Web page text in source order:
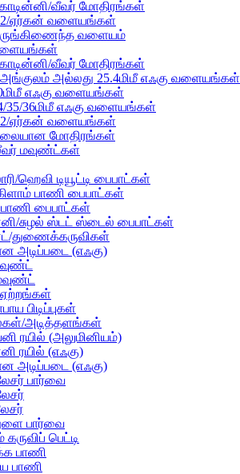
வீவர் மோதிரங்கள்
ஏர்கன் வளையங்கள்
வளையம்
வீவர் மோதிரங்கள்
அங்குலம் அல்லது 25.4மிமீ எஃகு வளையங்கள்
எஃகு வளையங்கள்
35/36மிமீ எஃகு வளையங்கள்
ஏர்கன் வளையங்கள்
மோதிரங்கள்
மவுண்ட்கள்
ஹெவி டியூட்டி பைபாட்கள்
பாணி பைபாட்கள்
பைபாட்கள்
சுழல் ஸ்டட் ஸ்டைல் ​​பைபாட்கள்
துணைக்கருவிகள்
அடிப்படை (எஃகு)
பிடிப்புகள்
அடித்தளங்கள்
ரயில் (அலுமினியம்)
ரயில் (எஃகு)
அடிப்படை (எஃகு)
பார்வை
பார்வை
பெட்டி
பாணி
பாணி